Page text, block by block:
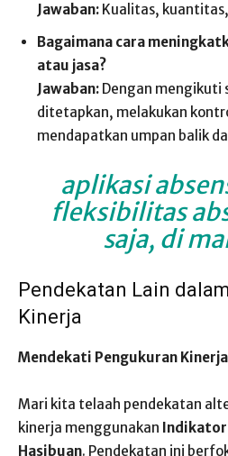
Jawaban: Kualitas,
Bagaimana cara
atau jasa?
Jawaban: Dengan mengikuti
ditetapkan, melakukan
mendapatkan umpan balik
aplikasi
fleksibilitas
saja, di
Pendekatan Lain
Kinerja
Mendekati Pengukuran
Mari kita telaah pendekatan
kinerja menggunakan
Hasibuan. Pendekatan ini